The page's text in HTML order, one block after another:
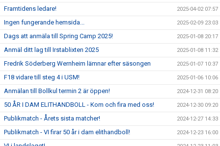
Framtidens ledare! 2025-04-02 07:57
Ingen fungerande hemsida... 2025-02-09 23:03
Dags att anmäla till Spring Camp 2025! 2025-01-08 20:17
Anmäl ditt lag till Irstablixten 2025 2025-01-08 11:32
Fredrik Söderberg Wernheim lämnar efter säsongen 2025-01-07 10:37
F18 vidare till steg 4 i USM! 2025-01-06 10:06
Anmälan till Bollkul termin 2 är öppen! 2024-12-31 08:20
50 ÅR I DAM ELITHANDBOLL - Kom och fira med oss! 2024-12-30 09:20
Publikmatch - Årets sista matcher! 2024-12-27 14:33
Publikmatch - VI firar 50 år i dam elithandboll! 2024-12-23 16:00